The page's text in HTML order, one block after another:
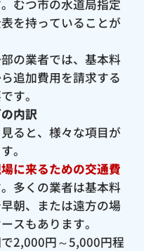
むつ市の水道局指定
を持っていることが
の業者では、基本料
追加費用を請求する
す。
内訳
ると、様々な項目が
。
に来るための交通費
多くの業者は基本料
朝、または遠方の場
スもあります。
2,000円～5,000円程